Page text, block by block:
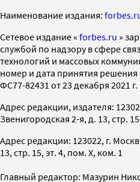
Наименование издания:
Cетевое издание « forbes.ru »
службой по надзору в сфере
технологий и массовых
номер и дата принятия
ФС77-82431 от 23 декабря 2021 г.
Адрес редакции, издателя:
Звенигородская 2-я, д. 13, стр.
Адрес редакции: 123022, г.
13, стр. 15, эт. 4, пом. X, ком. 1
Главный редактор: Мазурин